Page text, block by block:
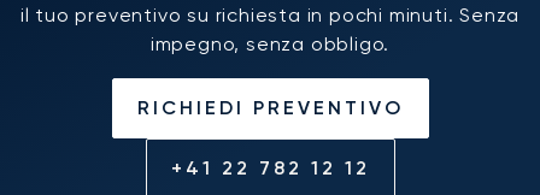
il tuo preventivo su richiesta in pochi minuti. Senza
impegno, senza obbligo.
RICHIEDI PREVENTIVO
+41 22 782 12 12